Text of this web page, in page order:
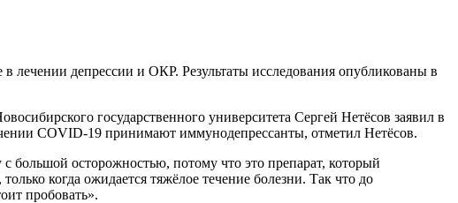
депрессии и ОКР. Результаты исследования опубликованы в
государственного университета Сергей Нетёсов заявил в
COVID-19 принимают иммунодепрессанты, отметил Нетёсов.
большой осторожностью, потому что это препарат, который
когда ожидается тяжёлое течение болезни. Так что до
пробовать».